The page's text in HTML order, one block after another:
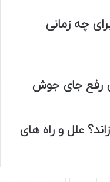
چه زمانی
رفع جای جوش
علل و راه های